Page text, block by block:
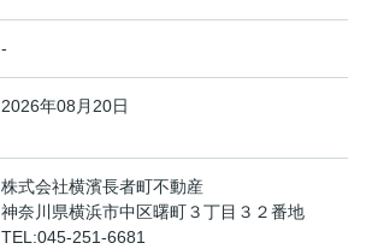
-
2026年08月20日
株式会社横濱長者町不動産
神奈川県横浜市中区曙町３丁目３２番地
TEL:045-251-6681